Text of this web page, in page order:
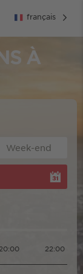
français
À
Week-end
20:00 22:00